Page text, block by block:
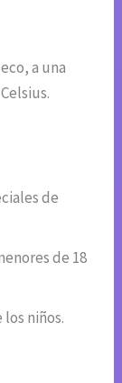
a una
de
de 18
niños.